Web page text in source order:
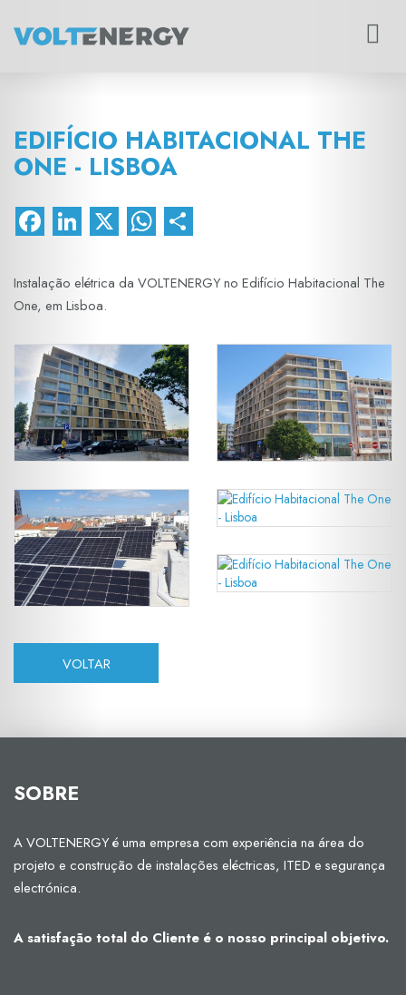
EDIFÍCIO HABITACIONAL THE
ONE - LISBOA
FacebookLinkedIn WhatsApp
Instalação elétrica da VOLTENERGY no Edifício Habitacional The
One, em Lisboa.
VOLTAR
SOBRE
A VOLTENERGY é uma empresa com experiência na área do
projeto e construção de instalações eléctricas, ITED e segurança
electrónica.
A satisfação total do Cliente é o nosso principal objetivo.